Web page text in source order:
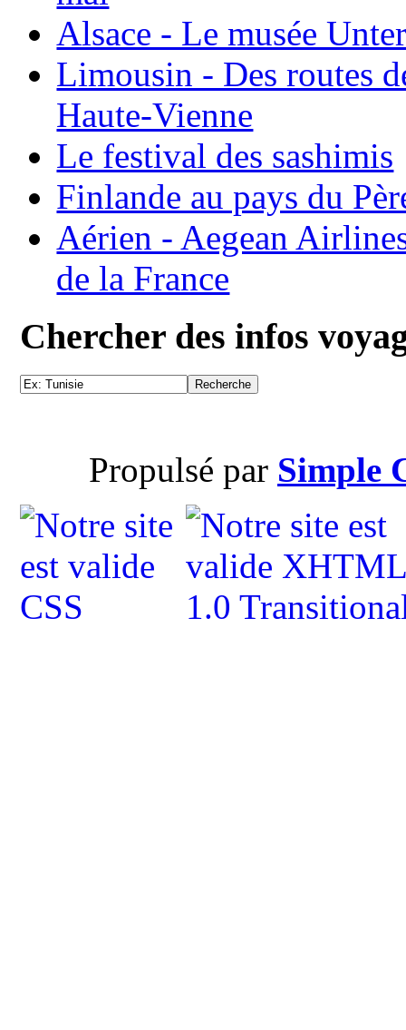
Alsace - Le musée
Limousin - Des routes
Haute-Vienne
Le festival des sashimis
Finlande au pays du
Aérien - Aegean
de la France
Chercher des infos
Propulsé par Simple